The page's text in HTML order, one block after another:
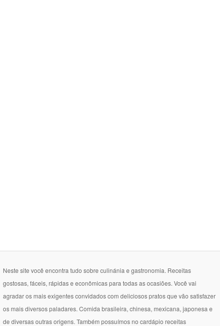
Neste site você encontra tudo sobre culinánia e gastronomia. Receitas
gostosas, fáceis, rápidas e econômicas para todas as ocasiões. Você vai
agradar os mais exigentes convidados com deliciosos pratos que vão satisfazer
os mais diversos paladares. Comida brasileira, chinesa, mexicana, japonesa e
de diversas outras origens. Também possuímos no cardápio receitas